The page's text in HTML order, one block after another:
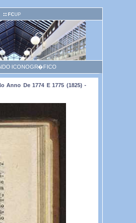
FCUP
ICONOGR�FICO
Anno De 1774 E 1775 (1825) -